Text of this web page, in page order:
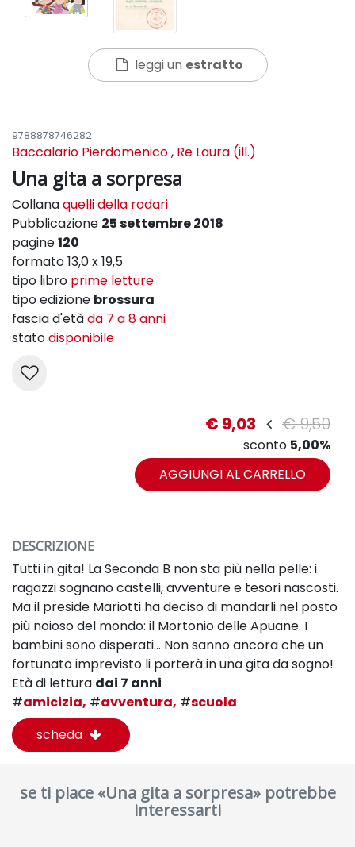
leggi un estratto
9788878746282
Baccalario Pierdomenico, Re Laura (ill.)
Una gita a sorpresa
Collanaquelli della rodari
Pubblicazione 25 settembre 2018
pagine120
formato 13,0 x 19,5
tipo libro prime letture
tipo edizione brossura
fascia d'etàda 7 a 8 anni
statodisponibile
€ 9,03 € 9,50
sconto 5,00%
AGGIUNGI AL CARRELLO
DESCRIZIONE
Tutti in gita! La Seconda B non sta più nella pelle: i
ragazzi sognano castelli, avventure e tesori nascosti.
Ma il preside Mariotti ha deciso di mandarli nel posto
più noioso del mondo: il Mortonio delle Apuane. I
bambini sono disperati... Non sanno ancora che un
fortunato imprevisto li porterà in una gita da sogno!
Età di lettura dai 7 anni
#amicizia, #avventura, #scuola
scheda
se ti piace «Una gita a sorpresa» potrebbe
interessarti